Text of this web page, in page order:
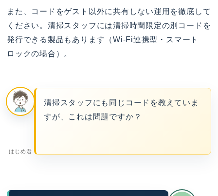
また、コードをゲスト以外に共有しない運用を徹底して
ください。清掃スタッフには清掃時間限定の別コードを
発行できる製品もあります（Wi-Fi連携型・スマート
ロックの場合）。
はじめ君
清掃スタッフにも同じコードを教えていま
すが、これは問題ですか？